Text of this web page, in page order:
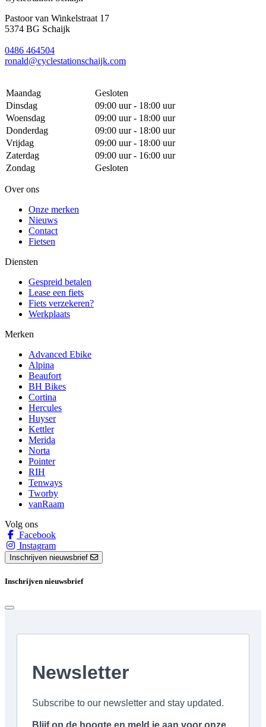
Pastoor van Winkelstraat 17
5374 BG Schaijk
0486 464504
ronald@cyclestationschaijk.com
Maandag
Gesloten
Dinsdag
09:00 uur - 18:00 uur
Woensdag
09:00 uur - 18:00 uur
Donderdag
09:00 uur - 18:00 uur
Vrijdag
09:00 uur - 18:00 uur
Zaterdag
09:00 uur - 16:00 uur
Zondag
Gesloten
Over ons
Onze merken
Nieuws
Contact
Fietsen
Diensten
Gespreid betalen
Lease een fiets
Fiets verzekeren?
Werkplaats
Merken
Advanced Ebike
Alpina
Beaufort
BH Bikes
Cortina
Hercules
Huyser
Kettler
Merida
Norta
Pointer
RIH
Tenways
Tworby
vanRaam
Volg ons
Facebook
Instagram
Inschrijven nieuwsbrief
Inschrijven nieuwsbrief